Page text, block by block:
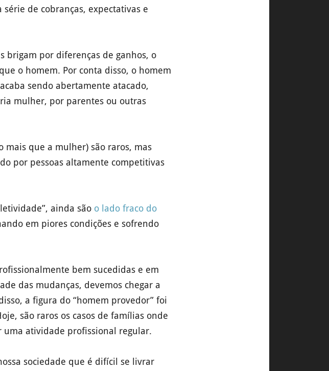
de cobranças, expectativas e
brigam por diferenças de ganhos, o
o homem. Por conta disso, o homem
sendo abertamente atacado,
mulher, por parentes ou outras
mais que a mulher) são raros, mas
por pessoas altamente competitivas
ainda são o lado fraco do
em piores condições e sofrendo
bem sucedidas e em
das mudanças, devemos chegar a
a figura do “homem provedor” foi
são raros os casos de famílias onde
uma atividade profissional regular.
sociedade que é difícil se livrar